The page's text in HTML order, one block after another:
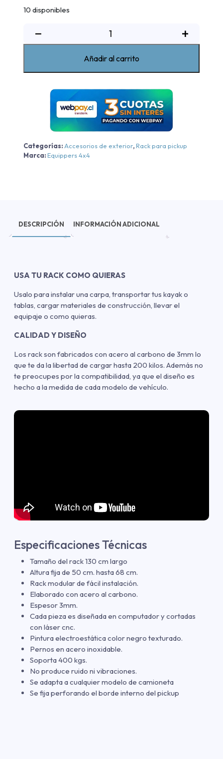
10 disponibles
−
max
Nissan
NP300
2015-
cantidad
+
Añadir al carrito
Categorías:Accesorios de exterior,Rack para pickup
Marca:Equippers 4x4
DESCRIPCIÓN INFORMACIÓN ADICIONAL
USA TU RACK COMO QUIERAS
Usalo para instalar una carpa, transportar tus kayak o
tablas, cargar materiales de construcción, llevar el
equipaje o como quieras.
CALIDAD Y DISEÑO
Los rack son fabricados con acero al carbono de 3mm lo
que te da la libertad de cargar hasta 200 kilos. Además no
te preocupes por la compatibilidad, ya que el diseño es
hecho a la medida de cada modelo de vehículo.
Especificaciones Técnicas
Tamaño del rack 130 cm largo
Altura fija de 50 cm. hasta 68 cm.
Rack modular de fácil instalación.
Elaborado con acero al carbono.
Espesor 3mm.
Cada pieza es diseñada en computador y cortadas
con láser cnc.
Pintura electroestática color negro texturado.
Pernos en acero inoxidable.
Soporta 400 kgs.
No produce ruido ni vibraciones.
Se adapta a cualquier modelo de camioneta
Se fija perforando el borde interno del pickup